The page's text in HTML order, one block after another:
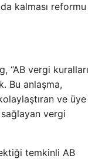
kalması reformu
“AB vergi kuralları
Bu anlaşma,
ve üye
vergi
temkinli AB